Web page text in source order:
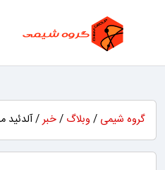
گروه شیمی / وبلاگ /خبر/ آلدئید